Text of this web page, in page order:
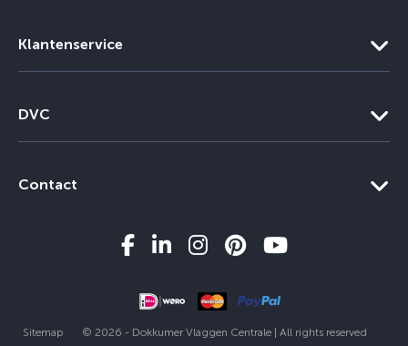
Klantenservice
DVC
Contact
Sitemap © 2026 - Dokkumer Vlaggen Centrale | All rights reserved